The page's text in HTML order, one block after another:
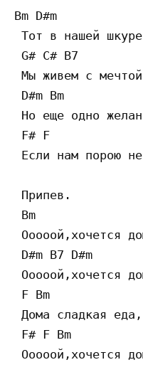
Bm D#m
Тот в нашей
G# C# B7
Мы живем с
D#m Bm
Но еще одно
F# F
Если нам порою
Припев.
Bm
Ооооой,хочется
D#m B7 D#m
Ооооой,хочется
F Bm
Дома сладкая
F# F Bm